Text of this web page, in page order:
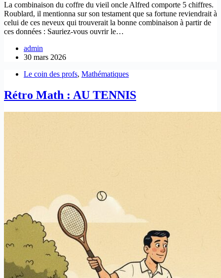
La combinaison du coffre du vieil oncle Alfred comporte 5 chiffres.
Roublard, il mentionna sur son testament que sa fortune reviendrait à
celui de ces neveux qui trouverait la bonne combinaison à partir de
ces données : Sauriez-vous ouvrir le…
admin
30 mars 2026
Le coin des profs, Mathématiques
Rétro Math : AU TENNIS